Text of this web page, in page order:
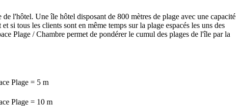
l'hôtel. Une île hôtel disposant de 800 mètres de plage avec une capacité
si tous les clients sont en même temps sur la plage espacés les uns des
Plage / Chambre permet de pondérer le cumul des plages de l'île par la
Plage = 5 m
Plage = 10 m